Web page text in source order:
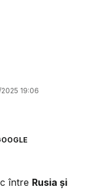
19:06
între Rusia și